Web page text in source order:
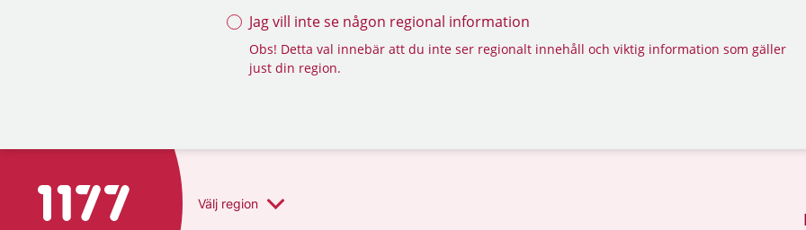
Jag vill inte se någon regional information
Obs! Detta val innebär att du inte ser regionalt innehåll och viktig information som gäller
just din region.
Till startsidan för 1177 Välj region